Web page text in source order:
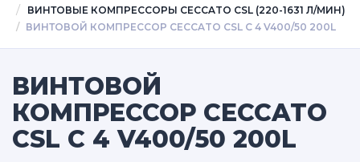
ВИНТОВЫЕ КОМПРЕССОРЫ CECCATO CSL (220-1631 Л/МИН)
ВИНТОВОЙ КОМПРЕССОР CECCATO CSL C 4 V400/50 200L
ВИНТОВОЙ
КОМПРЕССОР CECCATO
CSL C 4 V400/50 200L